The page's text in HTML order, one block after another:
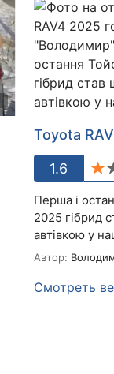
Toyota
1.6
Перша і
2025 гібрид
автівкою у
Автор:
Смотреть